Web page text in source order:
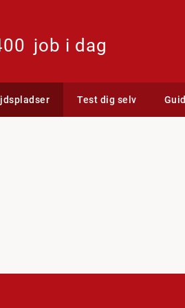
job i dag
Test dig selv